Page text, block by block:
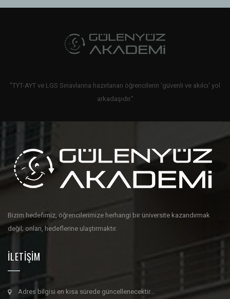
"TYT-AYT ve LGS Sınavlarına hazırlanan öğrencilerin 'güvenli ve akılcı' yol
arkadaşıdır."
Bizim hedefimiz, öğrencilerimize herhangi bir üniversite kazandırmak
değil; onları, hedeflerine ulaştırmaktır.
İLETIŞIM
Adres bilgisi en kısa sürede güncellenecektir...